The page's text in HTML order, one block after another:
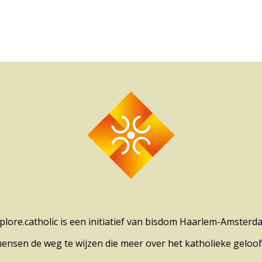
is een initiatief van bisdom Haarlem-
de weg te wijzen die meer over het katholieke